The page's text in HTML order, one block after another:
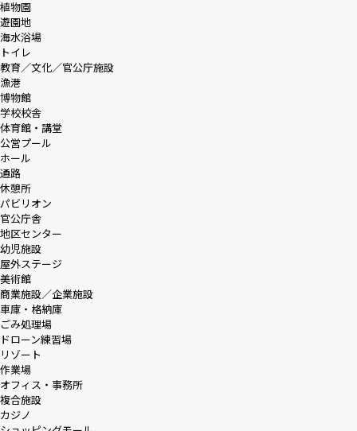
植物園
遊園地
海水浴場
トイレ
教育／文化／官公庁施設
漁港
博物館
学校校舎
体育館・講堂
公営プール
ホール
通路
休憩所
パビリオン
官公庁舎
地区センター
幼児施設
屋外ステージ
美術館
商業施設／企業施設
車庫・格納庫
ごみ処理場
ドローン練習場
リゾート
作業場
オフィス・事務所
複合施設
カジノ